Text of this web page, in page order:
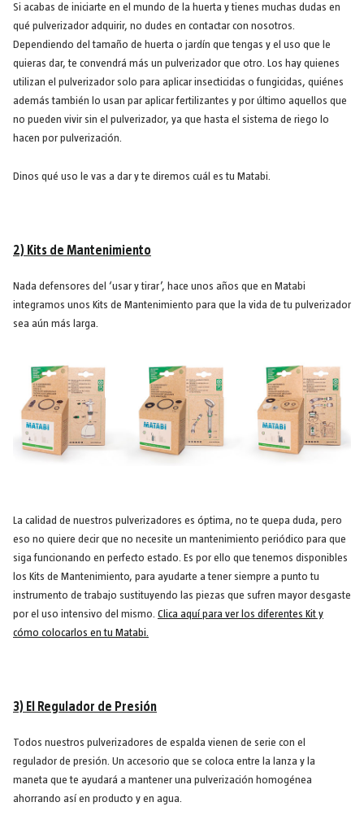
Si acabas de iniciarte en el mundo de la huerta y tienes muchas dudas en
qué pulverizador adquirir, no dudes en contactar con nosotros.
Dependiendo del tamaño de huerta o jardín que tengas y el uso que le
quieras dar, te convendrá más un pulverizador que otro. Los hay quienes
utilizan el pulverizador solo para aplicar insecticidas o fungicidas, quiénes
además también lo usan par aplicar fertilizantes y por último aquellos que
no pueden vivir sin el pulverizador, ya que hasta el sistema de riego lo
hacen por pulverización.
Dinos qué uso le vas a dar y te diremos cuál es tu Matabi.
2) Kits de Mantenimiento
Nada defensores del ‘usar y tirar’, hace unos años que en Matabi
integramos unos Kits de Mantenimiento para que la vida de tu pulverizador
sea aún más larga.
La calidad de nuestros pulverizadores es óptima, no te quepa duda, pero
eso no quiere decir que no necesite un mantenimiento periódico para que
siga funcionando en perfecto estado. Es por ello que tenemos disponibles
los Kits de Mantenimiento, para ayudarte a tener siempre a punto tu
instrumento de trabajo sustituyendo las piezas que sufren mayor desgaste
por el uso intensivo del mismo. Clica aquí para ver los diferentes Kit y
cómo colocarlos en tu Matabi.
3) El Regulador de Presión
Todos nuestros pulverizadores de espalda vienen de serie con el
regulador de presión. Un accesorio que se coloca entre la lanza y la
maneta que te ayudará a mantener una pulverización homogénea
ahorrando así en producto y en agua.